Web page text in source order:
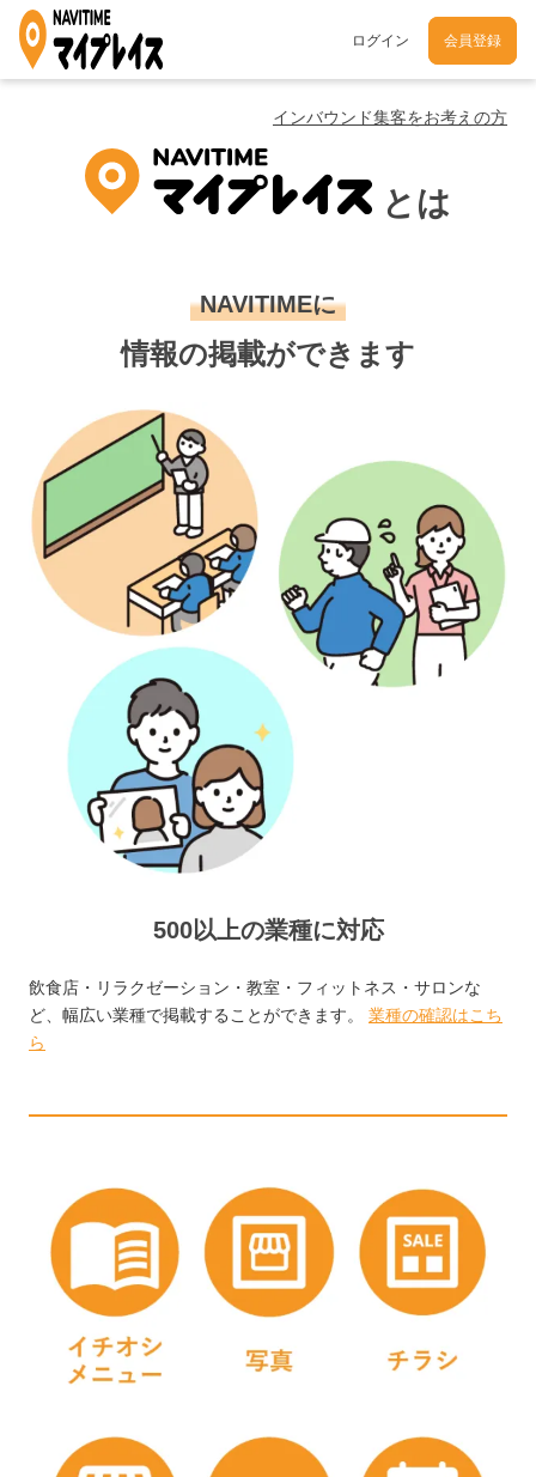
ログイン 会員登録
インバウンド集客をお考えの方
とは
NAVITIMEに
情報の掲載ができます
500以上の業種に対応
飲食店・リラクゼーション・教室・フィットネス・サロンな
ど、幅広い業種で掲載することができます。 業種の確認はこち
ら